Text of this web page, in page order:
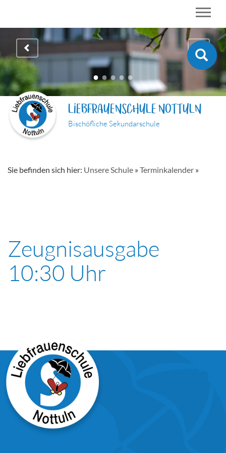
LIEBFRAUENSCHULE NOTTULN
Bischöfliche Sekundarschule
Sie befinden sich hier: Unsere Schule »Terminkalender »
Zeugnisausgabe
10:30 Uhr